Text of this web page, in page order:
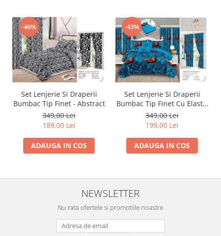
-46%
Set Lenjerie Si Draperii
Bumbac Tip Finet - Abstract
349,00 Lei
189,00 Lei
ADAUGA IN COS
-43%
Set Lenjerie Si Draperii
Bumbac Tip Finet Cu Elastic
- Dansul Fluturilor
349,00 Lei
199,00 Lei
ADAUGA IN COS
NEWSLETTER
Nu rata ofertele si promotiile noastre